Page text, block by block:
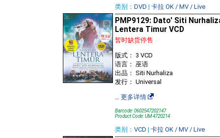
类别： DVD | 卡拉 OK / MV / Live
PMP9129: Dato' Siti
Lentera Timur VCD
暂时缺货停售
版式： 3 VCD
语言： 巫语
出品： Siti Nurhaliza
发行： Universal
… 更多详情
Barcode: 0602547202147
Product Code: UM 4720214
类别： VCD | 卡拉 OK / MV / Live